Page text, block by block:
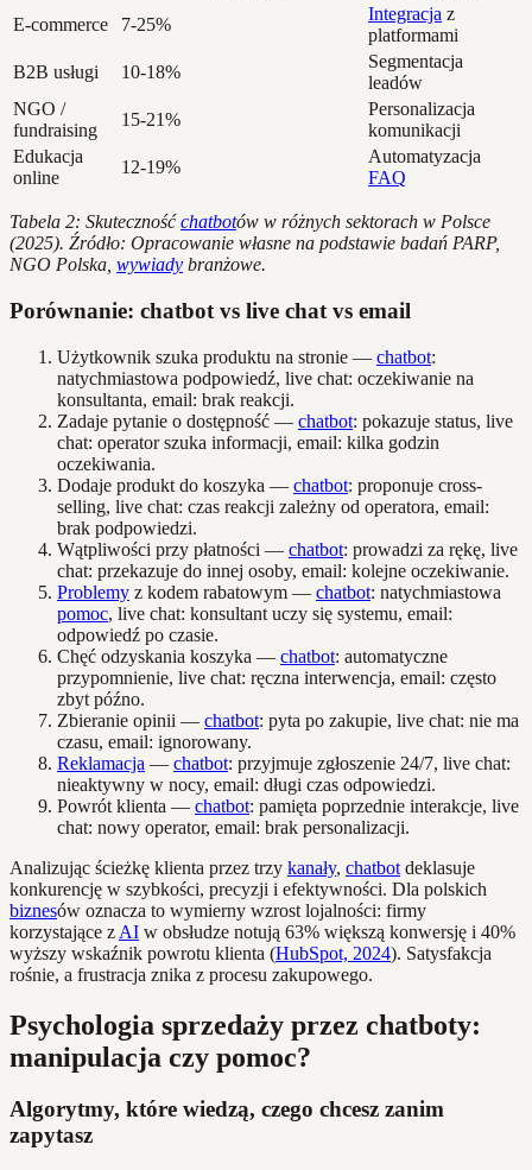
E-commerce
7-25%
Integracja z
platformami
B2B usługi
10-18%
Segmentacja
leadów
NGO /
fundraising
15-21%
Personalizacja
komunikacji
Edukacja
online
12-19%
Automatyzacja
FAQ
Tabela 2: Skutecznośćchatbotów w różnych sektorach w Polsce
(2025). Źródło: Opracowanie własne na podstawie badań PARP,
NGO Polska, wywiady branżowe.
Porównanie: chatbot vs live chat vs email
Użytkownik szuka produktu na stronie — chatbot:
natychmiastowa podpowiedź, live chat: oczekiwanie na
konsultanta, email: brak reakcji.
Zadaje pytanie o dostępność — chatbot: pokazuje status, live
chat: operator szuka informacji, email: kilka godzin
oczekiwania.
Dodaje produkt do koszyka — chatbot: proponuje cross-
selling, live chat: czas reakcji zależny od operatora, email:
brak podpowiedzi.
Wątpliwości przy płatności — chatbot: prowadzi za rękę, live
chat: przekazuje do innej osoby, email: kolejne oczekiwanie.
Problemy z kodem rabatowym — chatbot: natychmiastowa
pomoc, live chat: konsultant uczy się systemu, email:
odpowiedź po czasie.
Chęć odzyskania koszyka — chatbot: automatyczne
przypomnienie, live chat: ręczna interwencja, email: często
zbyt późno.
Zbieranie opinii — chatbot: pyta po zakupie, live chat: nie ma
czasu, email: ignorowany.
Reklamacja — chatbot: przyjmuje zgłoszenie 24/7, live chat:
nieaktywny w nocy, email: długi czas odpowiedzi.
Powrót klienta — chatbot: pamięta poprzednie interakcje, live
chat: nowy operator, email: brak personalizacji.
Analizując ścieżkę klienta przez trzy kanały, chatbot deklasuje
konkurencję w szybkości, precyzji i efektywności. Dla polskich
biznesów oznacza to wymierny wzrost lojalności: firmy
korzystające z AI w obsłudze notują 63% większą konwersję i 40%
wyższy wskaźnik powrotu klienta (HubSpot, 2024). Satysfakcja
rośnie, a frustracja znika z procesu zakupowego.
Psychologia sprzedaży przez chatboty:
manipulacja czy pomoc?
Algorytmy, które wiedzą, czego chcesz zanim
zapytasz